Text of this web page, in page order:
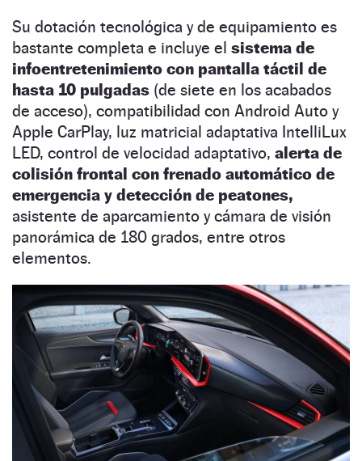
Su dotación tecnológica y de equipamiento es
bastante completa e incluye el sistema de
infoentretenimiento con pantalla táctil de
hasta 10 pulgadas (de siete en los acabados
de acceso), compatibilidad con Android Auto y
Apple CarPlay, luz matricial adaptativa IntelliLux
LED, control de velocidad adaptativo, alerta de
colisión frontal con frenado automático de
emergencia y detección de peatones,
asistente de aparcamiento y cámara de visión
panorámica de 180 grados, entre otros
elementos.